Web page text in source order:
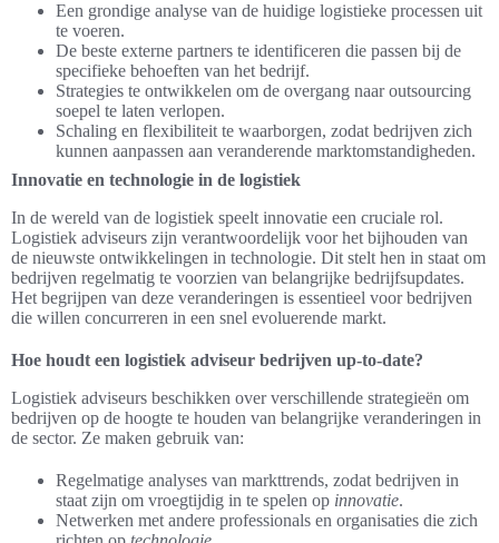
Een grondige analyse van de huidige logistieke processen uit
te voeren.
De beste externe partners te identificeren die passen bij de
specifieke behoeften van het bedrijf.
Strategies te ontwikkelen om de overgang naar outsourcing
soepel te laten verlopen.
Schaling en flexibiliteit te waarborgen, zodat bedrijven zich
kunnen aanpassen aan veranderende marktomstandigheden.
Innovatie en technologie in de logistiek
In de wereld van de logistiek speelt innovatie een cruciale rol.
Logistiek adviseurs zijn verantwoordelijk voor het bijhouden van
de nieuwste ontwikkelingen in technologie. Dit stelt hen in staat om
bedrijven regelmatig te voorzien van belangrijke bedrijfsupdates.
Het begrijpen van deze veranderingen is essentieel voor bedrijven
die willen concurreren in een snel evoluerende markt.
Hoe houdt een logistiek adviseur bedrijven up-to-date?
Logistiek adviseurs beschikken over verschillende strategieën om
bedrijven op de hoogte te houden van belangrijke veranderingen in
de sector. Ze maken gebruik van:
Regelmatige analyses van markttrends, zodat bedrijven in
staat zijn om vroegtijdig in te spelen op innovatie.
Netwerken met andere professionals en organisaties die zich